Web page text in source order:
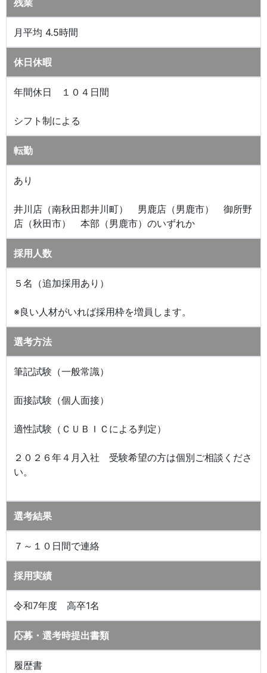
残業
月平均 4.5時間
休日休暇
年間休日 １０４日間
シフト制による
転勤
あり
井川店（南秋田郡井川町） 男鹿店（男鹿市） 御所野
店（秋田市） 本部（男鹿市）のいずれか
採用人数
５名（追加採用あり）
※良い人材がいれば採用枠を増員します。
選考方法
筆記試験（一般常識）
面接試験（個人面接）
適性試験（ＣＵＢＩＣによる判定）
２０２６年４月入社 受験希望の方は個別ご相談くださ
い。
選考結果
７～１０日間で連絡
採用実績
令和7年度 高卒1名
応募・選考時提出書類
履歴書